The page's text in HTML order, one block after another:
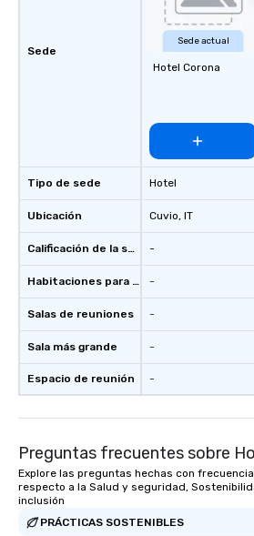
Sede
Tipo de sede
Ubicación
Calificación de la sede
Habitaciones para huéspedes
Salas de reuniones
Sala más grande
Espacio de reunión
Sede actual
Hotel Corona
Hotel
Cuvio, IT
-
-
-
-
-
Preguntas frecuentes sobre
Explore las preguntas hechas con
respecto a la Salud y seguridad,
inclusión
PRÁCTICAS SOSTENIBLES